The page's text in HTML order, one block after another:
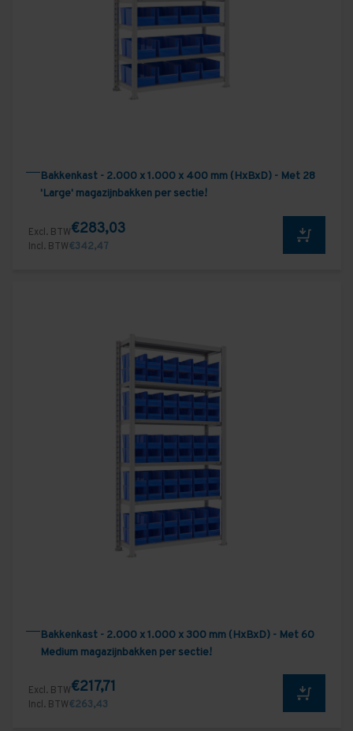
Bakkenkast - 2.000 x 1.000 x 400 mm (HxBxD) - Met 28
'Large' magazijnbakken per sectie!
Excl. BTW€283,03
Incl. BTW€342,47
Bakkenkast - 2.000 x 1.000 x 300 mm (HxBxD) - Met 60
Medium magazijnbakken per sectie!
Excl. BTW€217,71
Incl. BTW€263,43